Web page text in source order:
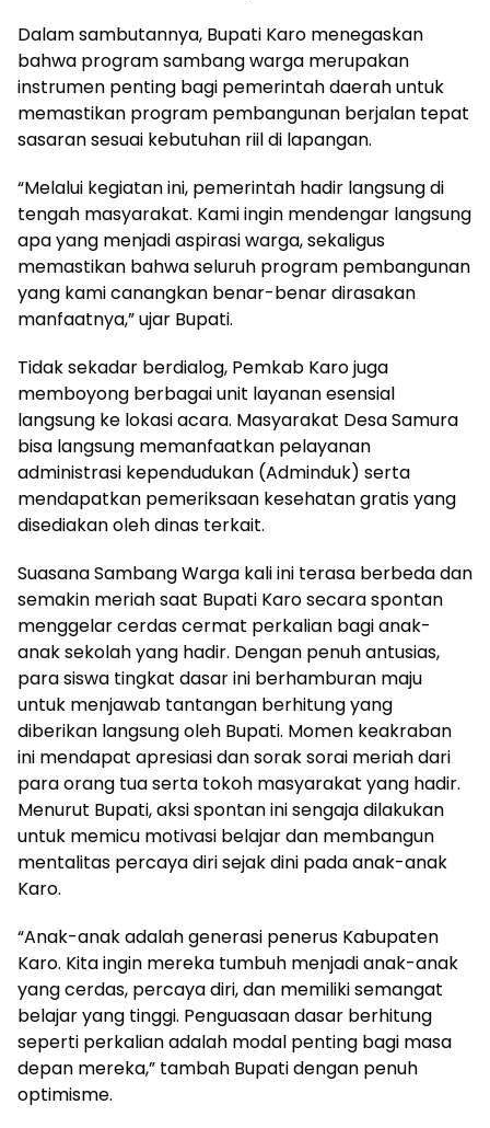
Dalam sambutannya, Bupati Karo menegaskan
bahwa program sambang warga merupakan
instrumen penting bagi pemerintah daerah untuk
memastikan program pembangunan berjalan tepat
sasaran sesuai kebutuhan riil di lapangan.
“Melalui kegiatan ini, pemerintah hadir langsung di
tengah masyarakat. Kami ingin mendengar langsung
apa yang menjadi aspirasi warga, sekaligus
memastikan bahwa seluruh program pembangunan
yang kami canangkan benar-benar dirasakan
manfaatnya,” ujar Bupati.
Tidak sekadar berdialog, Pemkab Karo juga
memboyong berbagai unit layanan esensial
langsung ke lokasi acara. Masyarakat Desa Samura
bisa langsung memanfaatkan pelayanan
administrasi kependudukan (Adminduk) serta
mendapatkan pemeriksaan kesehatan gratis yang
disediakan oleh dinas terkait.
Suasana Sambang Warga kali ini terasa berbeda dan
semakin meriah saat Bupati Karo secara spontan
menggelar cerdas cermat perkalian bagi anak-
anak sekolah yang hadir. Dengan penuh antusias,
para siswa tingkat dasar ini berhamburan maju
untuk menjawab tantangan berhitung yang
diberikan langsung oleh Bupati. Momen keakraban
ini mendapat apresiasi dan sorak sorai meriah dari
para orang tua serta tokoh masyarakat yang hadir.
Menurut Bupati, aksi spontan ini sengaja dilakukan
untuk memicu motivasi belajar dan membangun
mentalitas percaya diri sejak dini pada anak-anak
Karo.
“Anak-anak adalah generasi penerus Kabupaten
Karo. Kita ingin mereka tumbuh menjadi anak-anak
yang cerdas, percaya diri, dan memiliki semangat
belajar yang tinggi. Penguasaan dasar berhitung
seperti perkalian adalah modal penting bagi masa
depan mereka,” tambah Bupati dengan penuh
optimisme.